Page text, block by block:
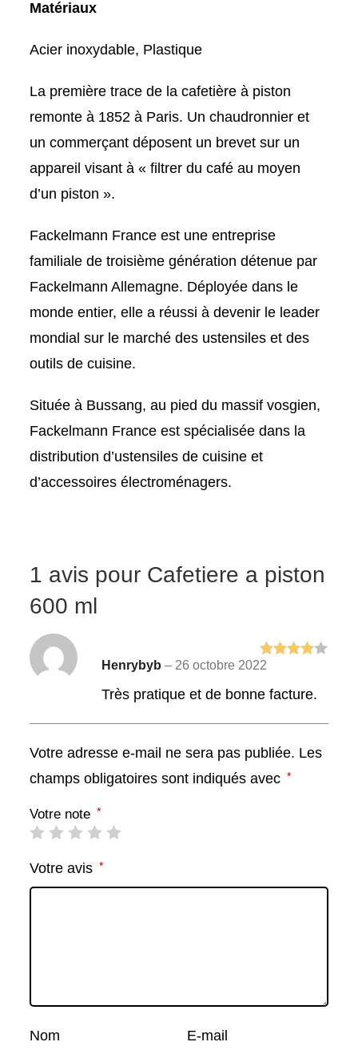
Matériaux
Acier inoxydable, Plastique
La première trace de la cafetière à piston
remonte à 1852 à Paris. Un chaudronnier et
un commerçant déposent un brevet sur un
appareil visant à « filtrer du café au moyen
d’un piston ».
Fackelmann France est une entreprise
familiale de troisième génération détenue par
Fackelmann Allemagne. Déployée dans le
monde entier, elle a réussi à devenir le leader
mondial sur le marché des ustensiles et des
outils de cuisine.
Située à Bussang, au pied du massif vosgien,
Fackelmann France est spécialisée dans la
distribution d’ustensiles de cuisine et
d’accessoires électroménagers.
1 avis pour Cafetiere a piston
600 ml
Note
sur 5
Henrybyb– 26 octobre 2022
Très pratique et de bonne facture.
Votre adresse e-mail ne sera pas publiée. Les
champs obligatoires sont indiqués avec *
Votre note *
Votre avis *
Nom E-mail